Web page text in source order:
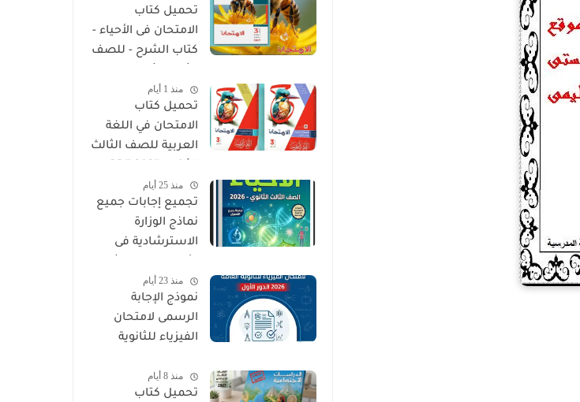
تحميل كتاب
الامتحان فى الأحياء -
كتاب الشرح - للصف
PDFمنذ 1 أيام
تحميل كتاب
الامتحان في اللغة
العربية للصف الثالث
كتاب الأسئلة
والتدريبات كامل
منذ 25 أيام
تجميع إجابات جميع
نماذج الوزارة
الاسترشادية فى
الثانوي 2026
منذ 23 أيام
نموذج الإجابة
الرسمى لامتحان
الفيزياء للثانوية
الأول
منذ 8 أيام
تحميل كتاب